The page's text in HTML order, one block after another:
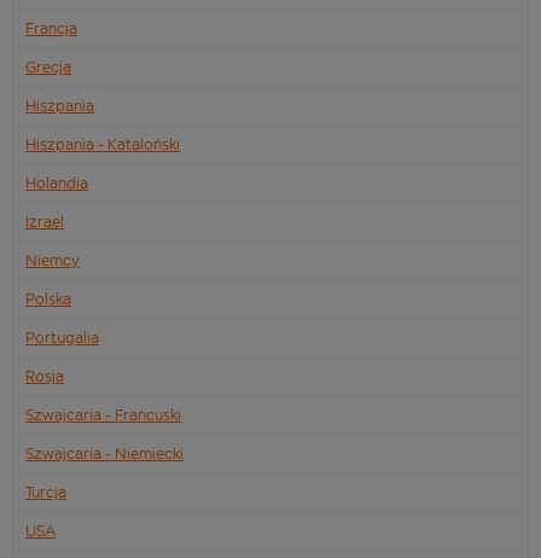
Francja
Grecja
Hiszpania
Hiszpania - Kataloński
Holandia
Izrael
Niemcy
Polska
Portugalia
Rosja
Szwajcaria - Francuski
Szwajcaria - Niemiecki
Turcja
USA